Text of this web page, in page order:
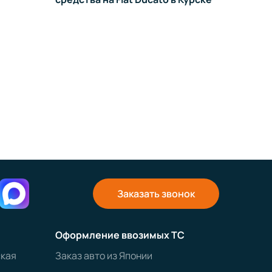
Заказать звонок
Оформление ввозимых ТС
Заказ авто из Японии